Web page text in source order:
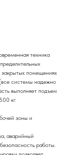
техника
закрытых помещениях
системы надежно
выполняет подъем
кг.
зоны и
аварийный
работы.